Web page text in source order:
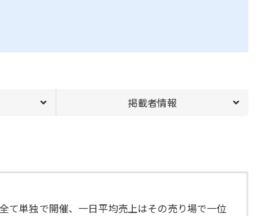
掲載者情報
て単独で開催、一日平均売上はその売り場で一位